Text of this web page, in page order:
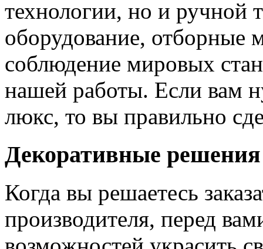
технологии, но и ручной
оборудование, отборные
соблюдение мировых
нашей работы. Если вам
люкс, то вы правильно
Декоративные решения
Когда вы решаетесь
производителя, перед